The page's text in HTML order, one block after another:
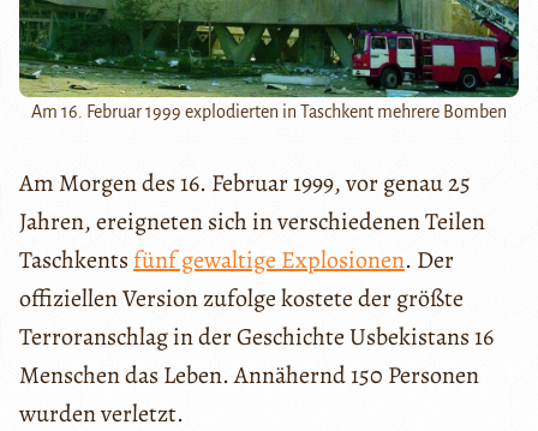
Am 16. Februar 1999 explodierten in Taschkent mehrere Bomben
Am Morgen des 16. Februar 1999, vor genau 25
Jahren, ereigneten sich in verschiedenen Teilen
Taschkentsfünf gewaltige Explosionen. Der
offiziellen Version zufolge kostete der größte
Terroranschlag in der Geschichte Usbekistans 16
Menschen das Leben. Annähernd 150 Personen
wurden verletzt.